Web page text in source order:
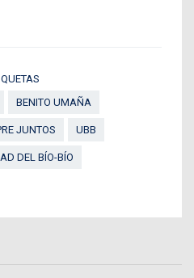
BENITO UMAÑA
JUNTOS UBB
DEL BÍO-BÍO